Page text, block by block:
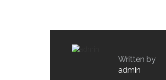
Written by
admin